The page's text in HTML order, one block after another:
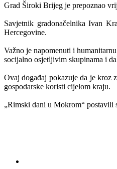
Grad Široki Brijeg je prepoznao
Savjetnik gradonačelnika Ivan
Hercegovine.
Važno je napomenuti i
socijalno osjetljivim skupinama i
Ovaj događaj pokazuje da je kroz
gospodarske koristi cijelom kraju.
„Rimski dani u Mokrom“ postavili